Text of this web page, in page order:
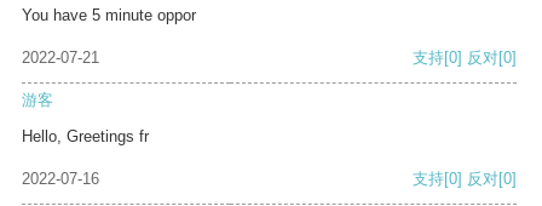
You have 5 minute oppor
2022-07-21 支持[0] 反对[0]
游客
Hello, Greetings fr
2022-07-16 支持[0] 反对[0]